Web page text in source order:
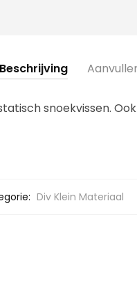
Beschrijving
snoekvissen.
Div Klein Materiaal